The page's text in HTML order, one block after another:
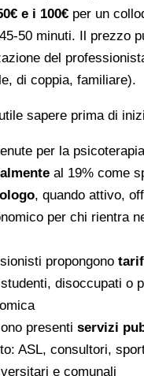
e i 100€ per un
50 minuti. Il prezzo
del
di coppia, familiare).
sapere prima di
per la
al 19% come
, quando attivo,
per chi rientra
propongono
disoccupati o
presenti servizi
ASL, consultori,
e comunali